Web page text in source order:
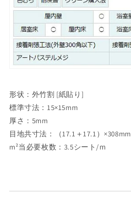
形状：外竹割 [紙貼り]
標準寸法：15×15mm
厚さ：5mm
目地共寸法：（17.1＋17.1）×308mm
m²当必要枚数：3.5シート/ｍ